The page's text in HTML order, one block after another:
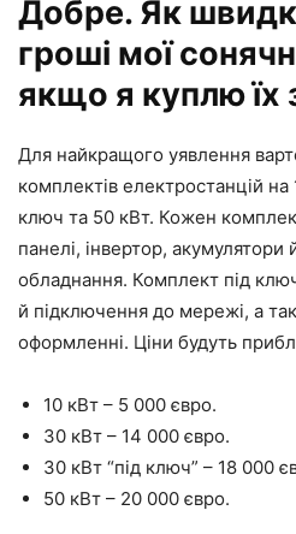
Добре. Як
гроші мої
якщо я куплю їх
Для найкращого уявлення
комплектів електростанцій
ключ та 50 кВт. Кожен
панелі, інвертор, акумулятори
обладнання. Комплект під
й підключення до мережі, а
оформленні. Ціни будуть
10 кВт – 5 000 євро.
30 кВт – 14 000 євро.
30 кВт “під ключ” – 18 000
50 кВт – 20 000 євро.